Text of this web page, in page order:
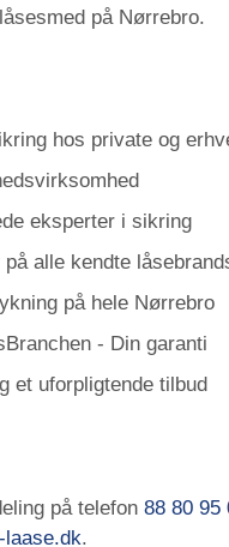
på Nørrebro.
hos private og
eksperter i sikring
alle kendte
på hele Nørrebro
- Din garanti
et uforpligtende tilbud
på telefon 88 80 95
laase.dk.